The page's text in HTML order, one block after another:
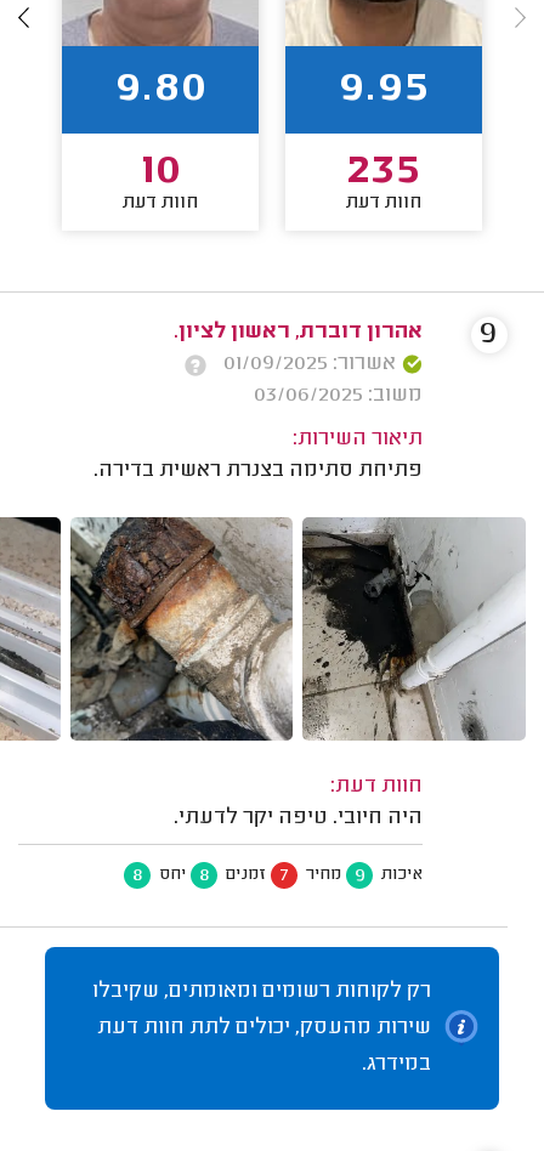
9.95
235
חוות דעת
9.80
10
חוות דעת
אהרון דוברת, ראשון לציון.
אשרור: 01/09/2025
משוב: 03/06/2025
תיאור השירות:
פתיחת סתימה בצנרת ראשית בדירה.
חוות דעת:
היה חיובי. טיפה יקר לדעתי.
איכות 9 מחיר 7 זמנים 8 יחס 8
9
רק לקוחות רשומים ומאומתים, שקיבלו
שירות מהעסק, יכולים לתת חוות דעת
במידרג.